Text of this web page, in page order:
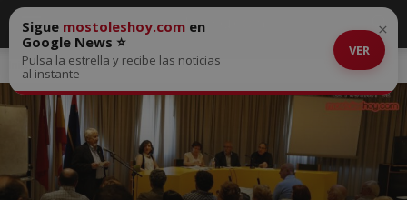
Inicio Noticias
Sigue mostoleshoy.com en
Google News ⭐
Pulsa la estrella y recibe las noticias
al instante
VER
×